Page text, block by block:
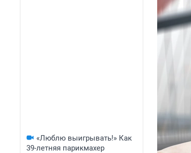
«Люблю выигрывать!» Как
39-летняя парикмахер